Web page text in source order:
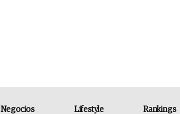
Negocios Lifestyle Rankings